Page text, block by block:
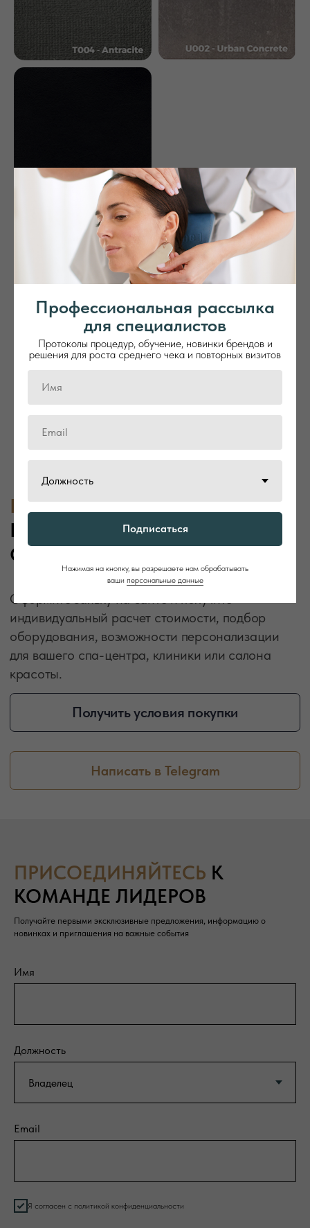
ПРИСОЕДИНЯЙТЕСЬ К
КОМАНДЕ ЛИДЕРОВ
Получайте первыми эксклюзивные предложения, информацию о
новинках и приглашения на важные события
Имя
Должность
Email
Я согласен с политикой конфиденциальности
ElmTree: официальный дистрибьютор
бренда LEMIв России
Lemi — итальянский бренд премиального
оборудования для spa, медицины и косметологии.
индивидуализация и сервис на весь срок службы.
LEMI - КОСМЕТОЛОГИЧЕСКИЕ,
МАССАЖНЫЕ И SPA-КУШЕТКИ
ИЗ ИТАЛИИ
Получить условия покупки
Профессиональная рассылка
для специалистов
Протоколы процедур, обучение, новинки брендов и
решения для роста среднего чека и повторных визитов
Подписаться
Нажимая на кнопку, вы разрешаете нам обрабатывать
ваши персональные данные